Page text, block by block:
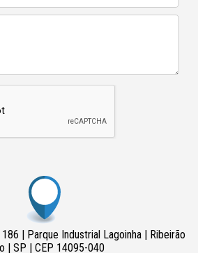
| Parque Industrial Lagoinha | Ribeirão
| SP | CEP 14095-040